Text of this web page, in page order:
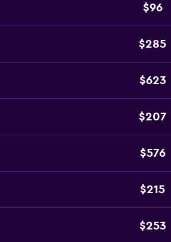
$96
$285
$623
$207
$576
$215
$253